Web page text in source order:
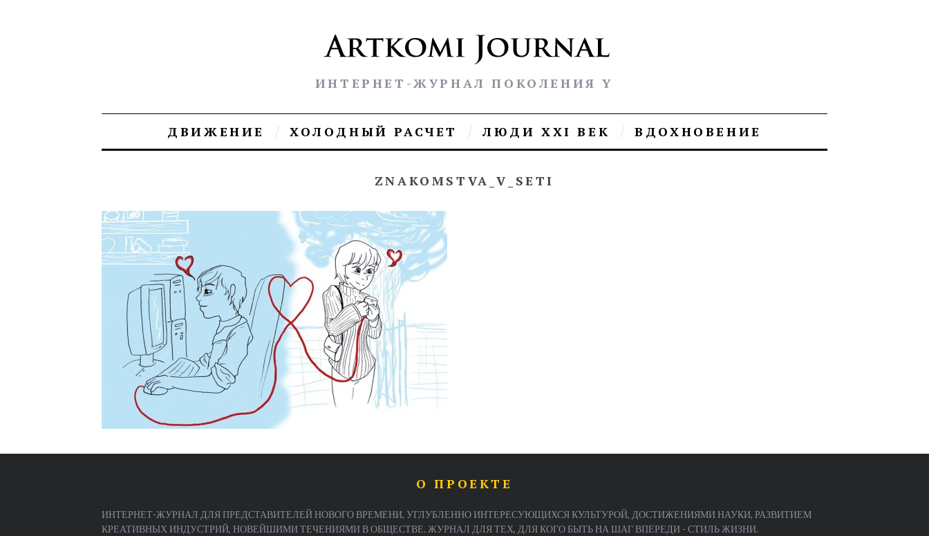
ИНТЕРНЕТ-ЖУРНАЛ ПОКОЛЕНИЯ Y
ДВИЖЕНИЕ ХОЛОДНЫЙ РАСЧЕТ ЛЮДИ XXI ВЕК ВДОХНОВЕНИЕ
ZNAKOMSTVA_V_SETI
О ПРОЕКТЕ
ИНТЕРНЕТ-ЖУРНАЛ ДЛЯ ПРЕДСТАВИТЕЛЕЙ НОВОГО ВРЕМЕНИ, УГЛУБЛЕННО ИНТЕРЕСУЮЩИХСЯ КУЛЬТУРОЙ, ДОСТИЖЕНИЯМИ НАУКИ, РАЗВИТИЕМ
КРЕАТИВНЫХ ИНДУСТРИЙ, НОВЕЙШИМИ ТЕЧЕНИЯМИ В ОБЩЕСТВЕ. ЖУРНАЛ ДЛЯ ТЕХ, ДЛЯ КОГО БЫТЬ НА ШАГ ВПЕРЕДИ - СТИЛЬ ЖИЗНИ.